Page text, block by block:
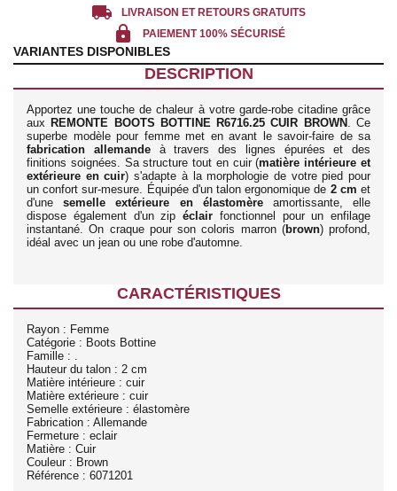
local_shipping LIVRAISON ET RETOURS GRATUITS
lock PAIEMENT 100% SÉCURISÉ
VARIANTES DISPONIBLES
DESCRIPTION
Apportez une touche de chaleur à votre garde-robe citadine grâce
auxREMONTE BOOTS BOTTINE R6716.25 CUIR BROWN. Ce
superbe modèle pour femme met en avant le savoir-faire de sa
fabrication allemandeà travers des lignes épurées et des
finitions soignées. Sa structure tout en cuir (matière intérieure et
extérieure en cuir) s'adapte à la morphologie de votre pied pour
un confort sur-mesure. Équipée d'un talon ergonomique de 2 cm et
d'unesemelle extérieure en élastomèreamortissante, elle
dispose également d'un zip éclair fonctionnel pour un enfilage
instantané. On craque pour son coloris marron (brown) profond,
idéal avec un jean ou une robe d'automne.
CARACTÉRISTIQUES
Rayon : Femme
Catégorie : Boots Bottine
Famille : .
Hauteur du talon : 2 cm
Matière intérieure : cuir
Matière extérieure : cuir
Semelle extérieure : élastomère
Fabrication : Allemande
Fermeture : eclair
Matière : Cuir
Couleur : Brown
Référence : 6071201